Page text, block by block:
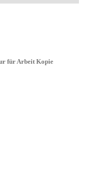
für Arbeit Kopie